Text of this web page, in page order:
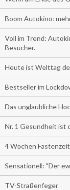
Boom Autokino:
Voll im Trend:
Besucher.
Heute ist Welttag
Bestseller im
Das unglaubliche
Nr. 1 Gesundheit ist
4 Wochen
Sensationell: "Der
TV-Straßenfeger